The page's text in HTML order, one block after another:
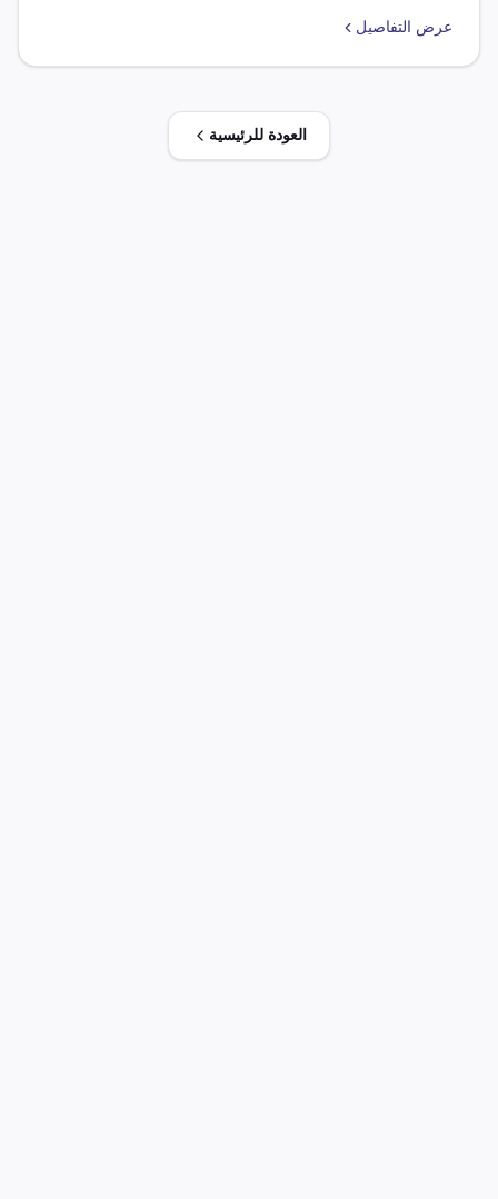
0.000 %. يوجد اتفاقيات تجارية مختلفة تشمل تخفيضات ضريبية
عرض التفاصيل
العودة للرئيسية